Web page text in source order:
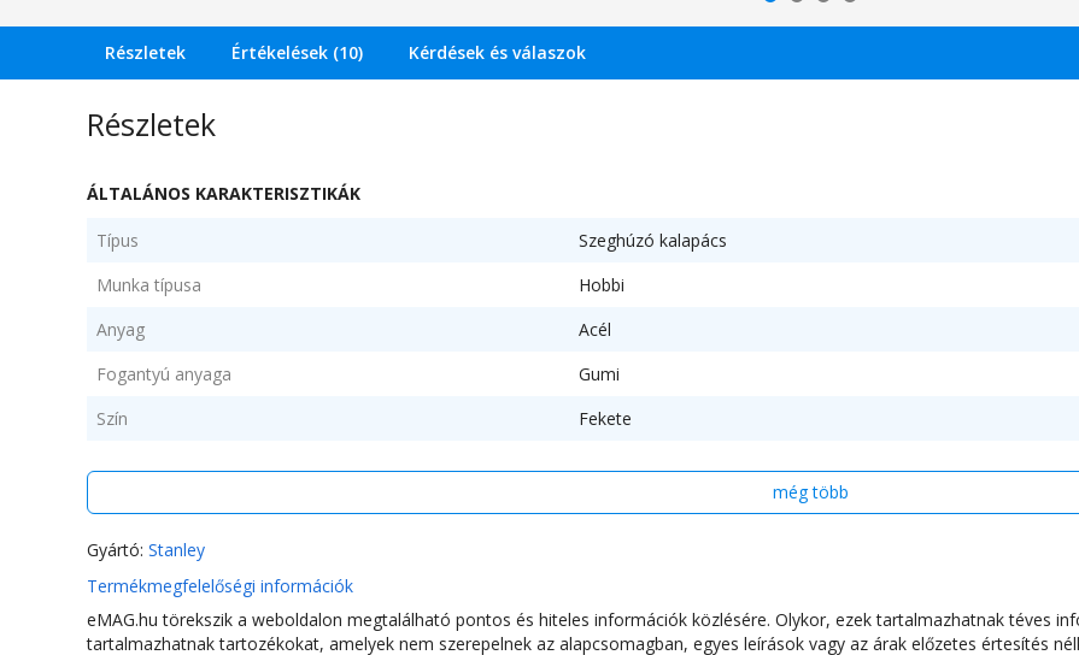
Részletek Értékelések (10) Kérdések és válaszok
Részletek
ÁLTALÁNOS KARAKTERISZTIKÁK
Típus
Szeghúzó kalapács
Munka típusa
Hobbi
Anyag
Acél
Fogantyú anyaga
Gumi
Szín
Fekete
Hosszúság
Súly
még több
Gyártó: Stanley
Termékmegfelelőségi információk
eMAG.hu törekszik a weboldalon megtalálható pontos és hiteles információk közlésére. Olykor, ezek tartalmazhatnak téves
tartalmazhatnak tartozékokat, amelyek nem szerepelnek az alapcsomagban, egyes leírások vagy az árak előzetes értesítés